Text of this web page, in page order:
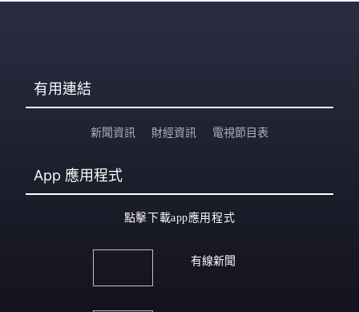
有用連結
新聞資訊 財經資訊 電視節目表
App 應用程式
點擊下載app應用程式
有線新聞